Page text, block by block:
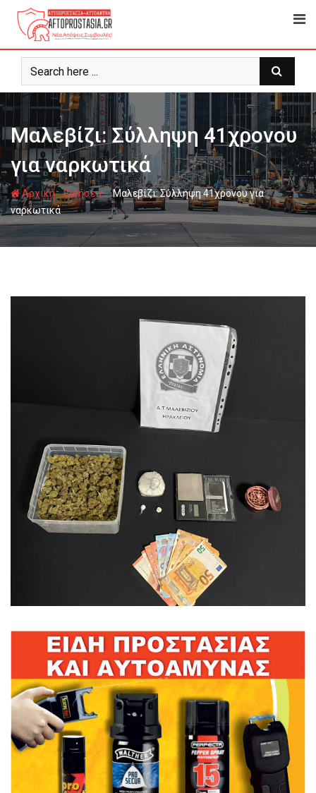
Ψάχνω
για...
Μαλεβίζι: Σύλληψη 41χρονου
για ναρκωτικά
Αρχική-Ειδήσεις-Μαλεβίζι: Σύλληψη 41χρονου για
ναρκωτικά